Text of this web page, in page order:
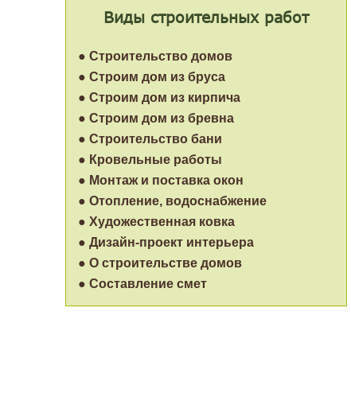
Виды строительных работ
● Строительство домов
● Строим дом из бруса
● Строим дом из кирпича
● Строим дом из бревна
● Строительство бани
● Кровельные работы
● Монтаж и поставка окон
● Отопление, водоснабжение
● Художественная ковка
● Дизайн-проект интерьера
● О строительстве домов
● Составление смет